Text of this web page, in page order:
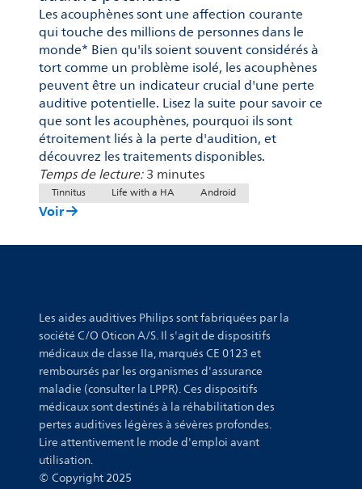
Les acouphènes sont une affection courante
qui touche des millions de personnes dans le
monde* Bien qu'ils soient souvent considérés à
tort comme un problème isolé, les acouphènes
peuvent être un indicateur crucial d'une perte
auditive potentielle. Lisez la suite pour savoir ce
que sont les acouphènes, pourquoi ils sont
étroitement liés à la perte d'audition, et
découvrez les traitements disponibles.
Temps de lecture:3 minutes
Tinnitus Life with a HA Android
Voir
Les aides auditives Philips sont fabriquées par la
société C/O Oticon A/S. Il s'agit de dispositifs
médicaux de classe IIa, marqués CE 0123 et
remboursés par les organismes d'assurance
maladie (consulter la LPPR). Ces dispositifs
médicaux sont destinés à la réhabilitation des
pertes auditives légères à sévères profondes.
Lire attentivement le mode d'emploi avant
utilisation.
© Copyright 2025